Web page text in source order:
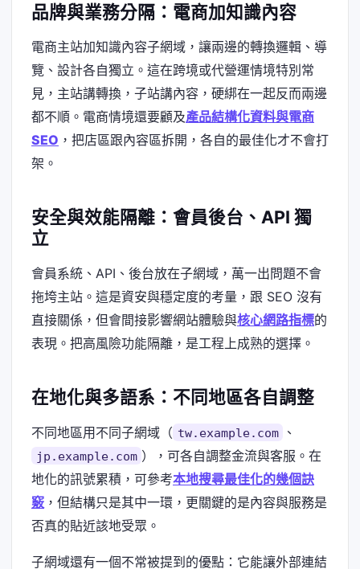
品牌與業務分隔：電商加知識內容
電商主站加知識內容子網域，讓兩邊的轉換邏輯、導
覽、設計各自獨立。這在跨境或代營運情境特別常
見，主站講轉換，子站講內容，硬綁在一起反而兩邊
都不順。電商情境還要顧及產品結構化資料與電商
SEO ，把店區跟內容區拆開，各自的最佳化才不會打
架。
安全與效能隔離：會員後台、API 獨
立
會員系統、API、後台放在子網域，萬一出問題不會
拖垮主站。這是資安與穩定度的考量，跟 SEO 沒有
直接關係，但會間接影響網站體驗與核心網路指標的
表現。把高風險功能隔離，是工程上成熟的選擇。
在地化與多語系：不同地區各自調整
不同地區用不同子網域（ tw.example.com 、
jp.example.com ），可各自調整金流與客服。在
地化的訊號累積，可參考本地搜尋最佳化的幾個訣
竅 ，但結構只是其中一環，更關鍵的是內容與服務是
否真的貼近該地受眾。
子網域還有一個不常被提到的優點：它能讓外部連結